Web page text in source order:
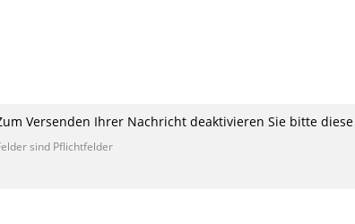
Versenden Ihrer Nachricht deaktivieren Sie bitte diese
sind Pflichtfelder